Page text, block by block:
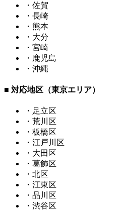
・佐賀
・長崎
・熊本
・大分
・宮崎
・鹿児島
・沖縄
■ 対応地区（東京エリア）
・足立区
・荒川区
・板橋区
・江戸川区
・大田区
・葛飾区
・北区
・江東区
・品川区
・渋谷区